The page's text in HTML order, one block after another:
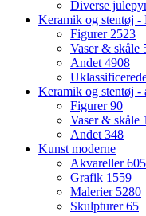
Diverse
Keramik og stentøj -
Figurer 2523
Vaser & skåle
Andet 4908
Keramik og stentøj
Figurer90
Vaser & skåle
Andet 348
Kunst moderne
Akvareller605
Grafik 1559
Malerier 5280
Skulpturer65